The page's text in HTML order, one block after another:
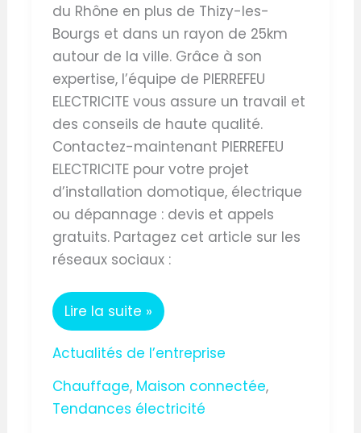
du Rhône en plus de Thizy-les-
Bourgs et dans un rayon de 25km
autour de la ville. Grâce à son
expertise, l’équipe de PIERREFEU
ELECTRICITE vous assure un travail et
des conseils de haute qualité.
Contactez-maintenant PIERREFEU
ELECTRICITE pour votre projet
d’installation domotique, électrique
ou dépannage : devis et appels
gratuits. Partagez cet article sur les
réseaux sociaux :
Lire la suite »
Actualités de l’entreprise
Chauffage, Maison connectée,
Tendances électricité